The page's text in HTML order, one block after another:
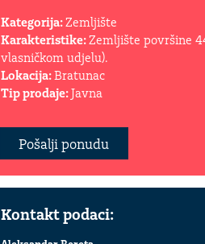
Kategorija:Zemljište
Karakteristike:Zemljište površine
vlasničkom udjelu).
Lokacija:Bratunac
Tip prodaje:Javna
Pošalji ponudu
Kontakt podaci: